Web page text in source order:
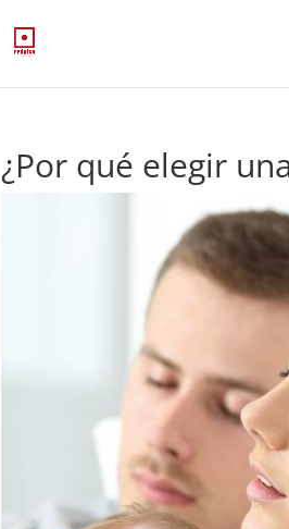
¿Por qué elegir